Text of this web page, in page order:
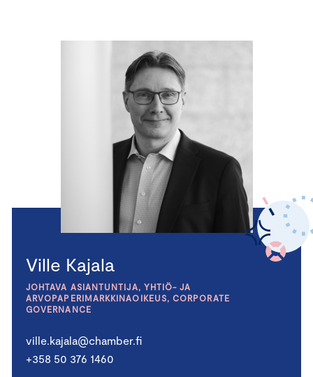
Ville Kajala
JOHTAVA ASIANTUNTIJA, YHTIÖ- JA
ARVOPAPERIMARKKINAOIKEUS, CORPORATE
GOVERNANCE
ville.kajala@chamber.fi
+358 50 376 1460